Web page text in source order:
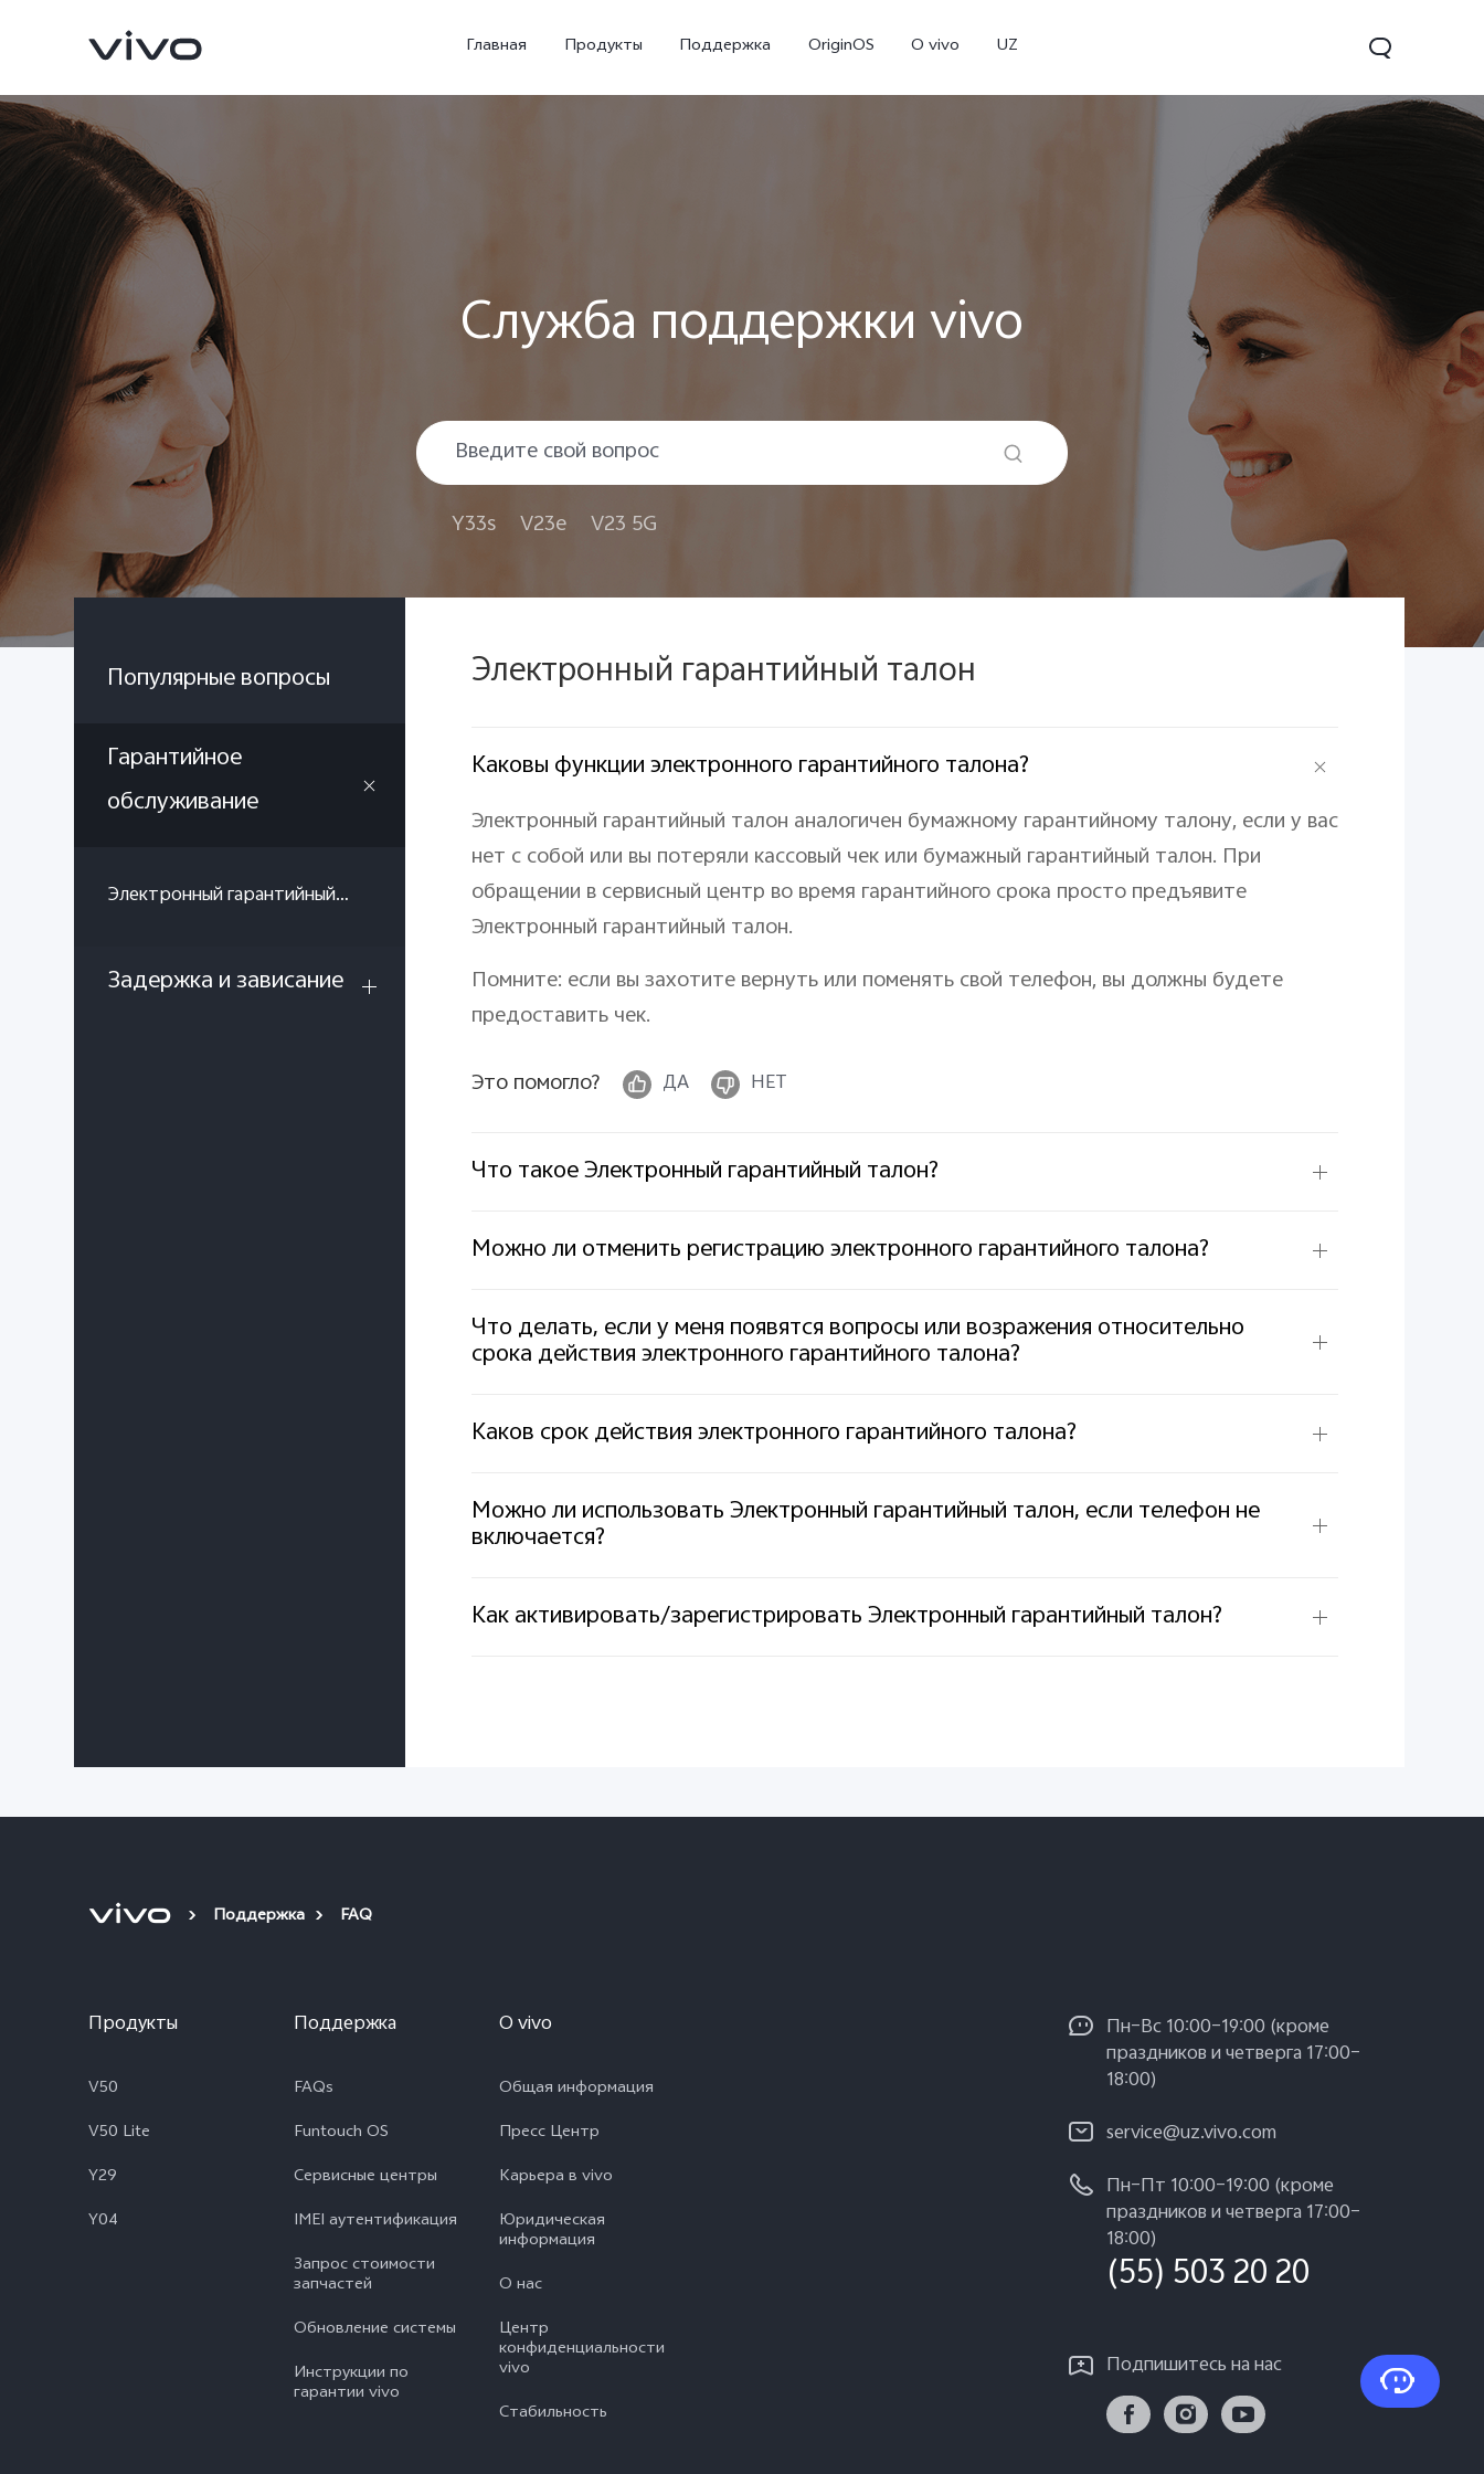
Главная Продукты Поддержка OriginOS O vivo UZ
V70 5G Новинка V60 Lite
Служба поддержки vivo
Y33s V23e V23 5G
Популярные вопросы
Гарантийное
обслуживание
Электронный гарантийный талон
Задержка и зависание
Электронный гарантийный талон
Каковы функции электронного гарантийного талона?
Электронный гарантийный талон аналогичен бумажному гарантийному талону, если у вас
нет с собой или вы потеряли кассовый чек или бумажный гарантийный талон. При
обращении в сервисный центр во время гарантийного срока просто предъявите
Электронный гарантийный талон.
Помните: если вы захотите вернуть или поменять свой телефон, вы должны будете
предоставить чек.
Это помогло?
ДА НЕТ
Что такое Электронный гарантийный талон?
Можно ли отменить регистрацию электронного гарантийного талона?
Что делать, если у меня появятся вопросы или возражения относительно
срока действия электронного гарантийного талона?
Каков срок действия электронного гарантийного талона?
Можно ли использовать Электронный гарантийный талон, если телефон не
включается?
Как активировать/зарегистрировать Электронный гарантийный талон?
Поддержка FAQ
Продукты
V50
V50 Lite
Y29
Y04
Поддержка
FAQs
Funtouch OS
Сервисные центры
IMEI аутентификация
Запрос стоимости
запчастей
Обновление системы
Инструкции по
гарантии vivo
O vivo
Общая информация
Пресс Центр
Карьера в vivo
Юридическая
информация
О нас
Центр
конфиденциальности
vivo
Стабильность
Пн–Вс 10:00–19:00 (кроме
праздников и четверга 17:00–
18:00)
service@uz.vivo.com
Пн–Пт 10:00–19:00 (кроме
праздников и четверга 17:00–
18:00)
(55) 503 20 20
Подпишитесь на нас